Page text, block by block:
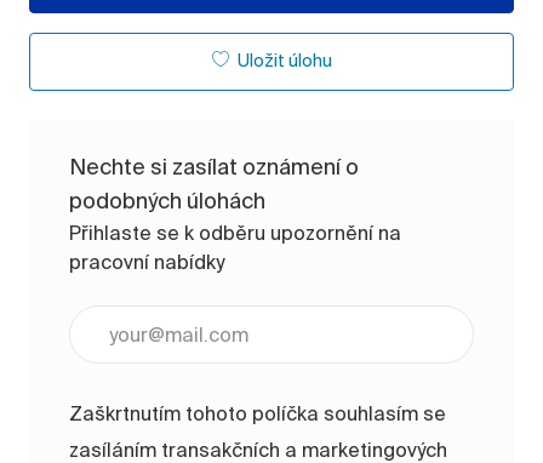
Uložit úlohu
Nechte si zasílat oznámení o
podobných úlohách
Přihlaste se k odběru upozornění na
pracovní nabídky
Zaškrtnutím tohoto políčka souhlasím se
zasíláním transakčních a marketingových